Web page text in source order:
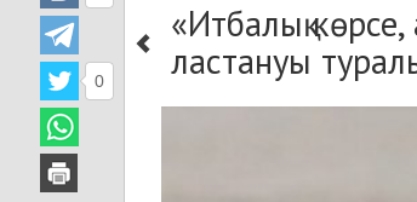
«Итбалық
ластануы
0